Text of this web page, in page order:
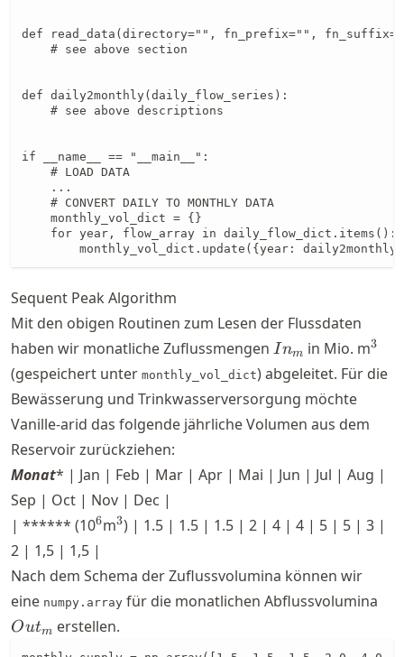
def read_data(directory="", fn_prefix="",
    # see above section
def daily2monthly(daily_flow_series):
    # see above descriptions
if __name__ == "__main__":
    # LOAD DATA
    ...
    # CONVERT DAILY TO MONTHLY DATA
    monthly_vol_dict = {}
    for year, flow_array in daily_flow_dict.items():
monthly_vol_dict.update({year:
Sequent Peak Algorithm
Mit den obigen Routinen zum Lesen der Flussdaten
haben wir monatliche Zuflussmengen In_{m}
Inm in Mio. m^3
3
(gespeichert unter monthly_vol_dict) abgeleitet. Für die
Bewässerung und Trinkwasserversorgung möchte
Vanille-arid das folgende jährliche Volumen aus dem
Reservoir zurückziehen:
Monat* | Jan | Feb | Mar | Apr | Mai | Jun | Jul | Aug |
Sep | Oct | Nov | Dec |
| ****** (10^{6}
6m^3
3) | 1.5 | 1.5 | 1.5 | 2 | 4 | 4 | 5 | 5 | 3 |
2 | 1,5 | 1,5 |
Nach dem Schema der Zuflussvolumina können wir
eine numpy.array für die monatlichen Abflussvolumina
Outm erstellen.